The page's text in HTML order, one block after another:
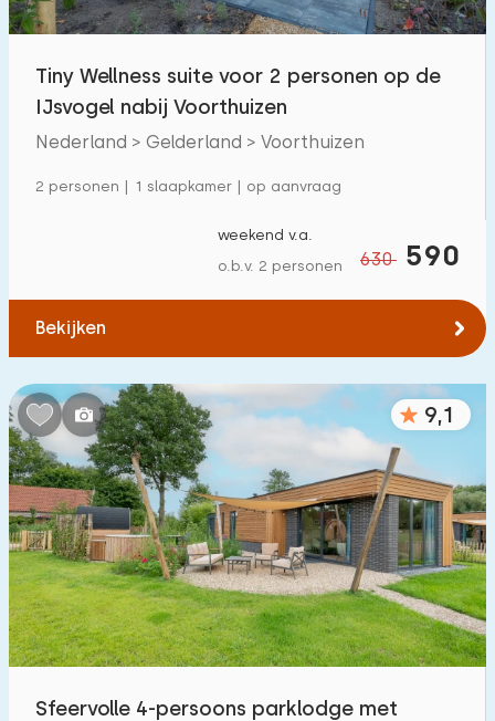
Tiny Wellness suite voor 2 personen op de
IJsvogel nabij Voorthuizen
Nederland > Gelderland > Voorthuizen
2 personen | 1 slaapkamer | op aanvraag
630 590
weekend v.a.
o.b.v. 2 personen
Bekijken
9,1
Sfeervolle 4-persoons parklodge met